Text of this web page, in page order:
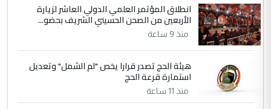
انطلاق المؤتمر العلمي الدولي العاشر لزيارة
الأربعين من الصحن الحسيني الشريف بحضو...
منذ 9 ساعة
هيئة الحج تصدر قرارا يخص "لم الشمل" وتعديل
استمارة قرعة الحج
منذ 11 ساعة